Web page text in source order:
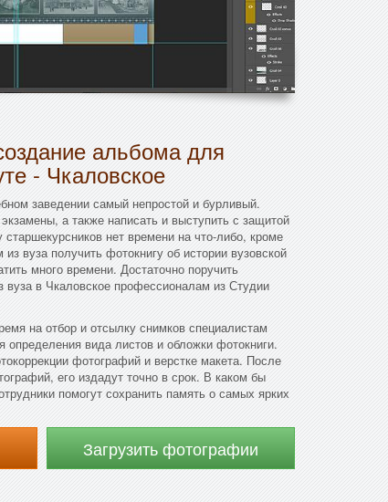
альбома для
- Чкаловское
заведении самый непростой и бурливый.
а также написать и выступить с защитой
нет времени на что-либо, кроме
вуза получить фотокнигу об истории вузовской
много времени. Достаточно поручить
вуза в Чкаловское профессионалам из Студии
на отбор и отсылку снимков специалистам
вида листов и обложки фотокниги.
фотографий и верстке макета. После
его издадут точно в срок. В каком бы
помогут сохранить память о самых ярких
Загрузить фотографии